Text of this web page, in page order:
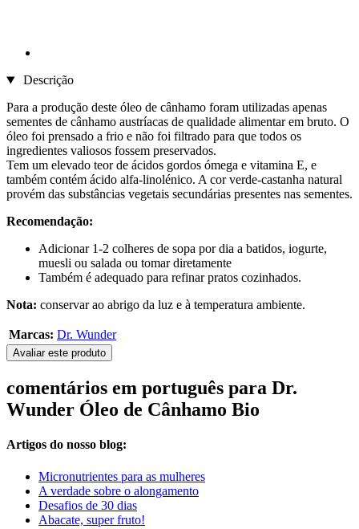
Descrição
Para a produção deste óleo de cânhamo foram utilizadas apenas
sementes de cânhamo austríacas de qualidade alimentar em bruto. O
óleo foi prensado a frio e não foi filtrado para que todos os
ingredientes valiosos fossem preservados.
Tem um elevado teor de ácidos gordos ómega e vitamina E, e
também contém ácido alfa-linolénico. A cor verde-castanha natural
provém das substâncias vegetais secundárias presentes nas sementes.
Recomendação:
Adicionar 1-2 colheres de sopa por dia a batidos, iogurte,
muesli ou salada ou tomar diretamente
Também é adequado para refinar pratos cozinhados.
Nota: conservar ao abrigo da luz e à temperatura ambiente.
Marcas: Dr. Wunder
Avaliar este produto
comentários em português para Dr.
Wunder Óleo de Cânhamo Bio
Artigos do nosso blog:
Micronutrientes para as mulheres
A verdade sobre o alongamento
Desafios de 30 dias
Abacate, super fruto!